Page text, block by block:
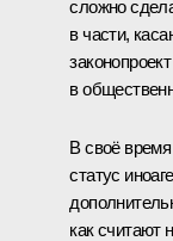
сложно
в части,
в
В своё
статус
как считают